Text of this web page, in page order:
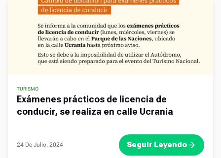
TURISMO
Exámenes prácticos de licencia de
conducir, se realiza en calle Ucrania
24 De Julio, 2024 Seguir Leyendo